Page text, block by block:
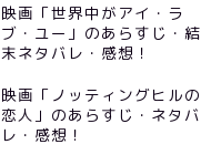
映画「世界中がアイ・ラ
ブ・ユー」のあらすじ・結
末ネタバレ・感想！
映画「ノッティングヒルの
恋人」のあらすじ・ネタバ
レ・感想！